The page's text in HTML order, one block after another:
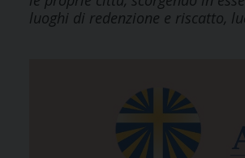
luoghi di redenzione e riscatto,